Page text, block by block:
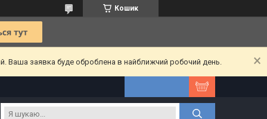
Кошик
Ваша заявка буде оброблена в найближчий робочий день.